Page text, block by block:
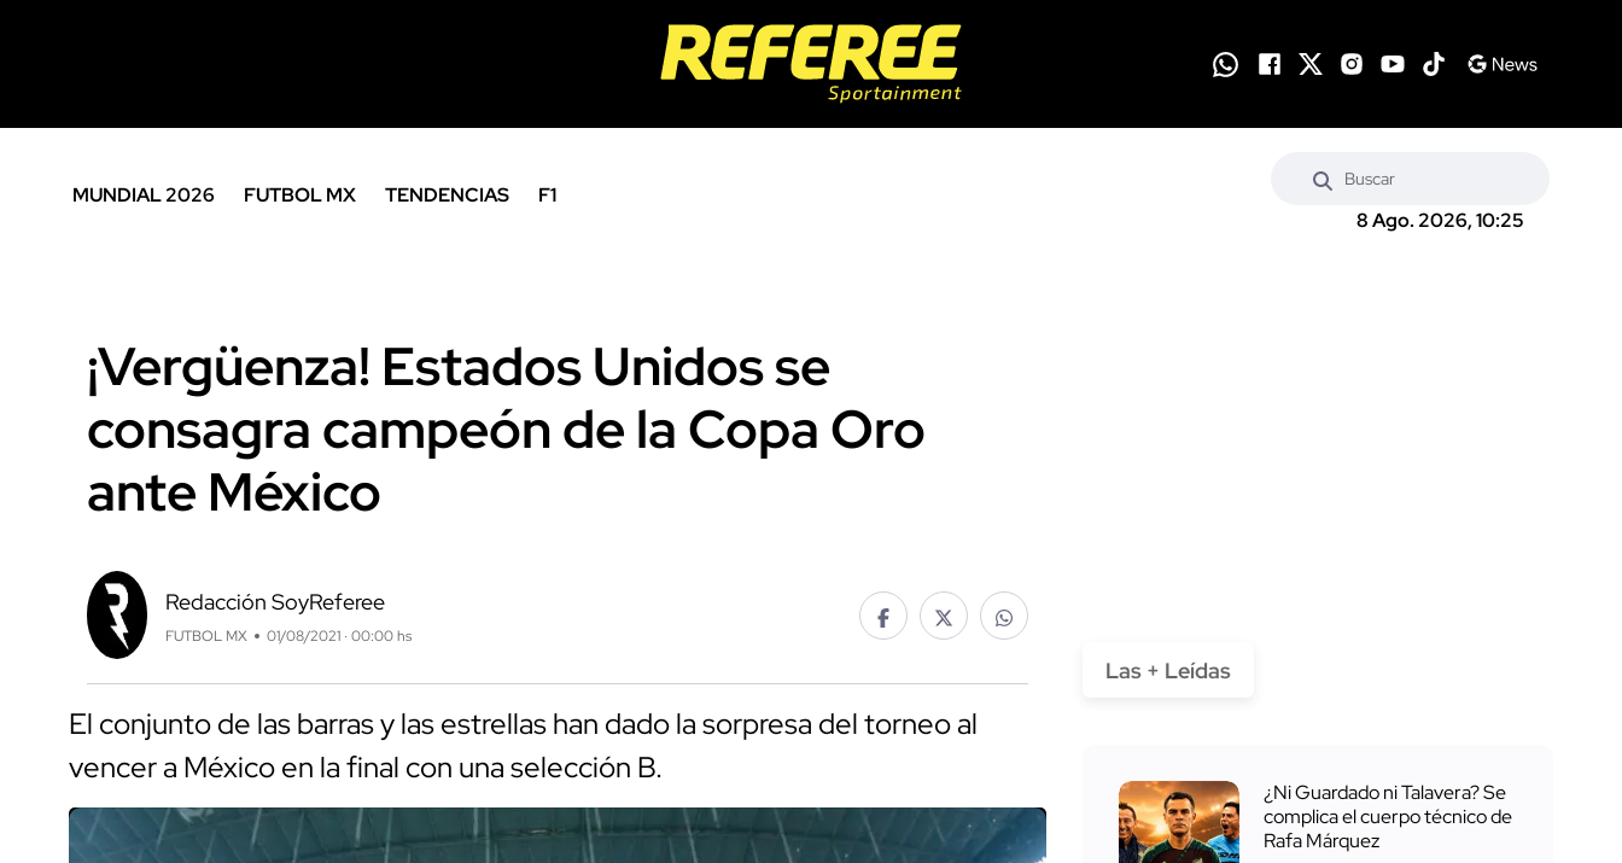
MUNDIAL 2026 FUTBOL MX TENDENCIAS
F1
8 Ago. 2026, 10:25
¡Vergüenza! Estados Unidos se
consagra campeón de la Copa Oro
ante México
Redacción SoyReferee
FUTBOL MX 01/08/2021 · 00:00 hs
El conjunto de las barras y las estrellas han dado la sorpresa del torneo al
vencer a México en la final con una selección B.
Las + Leídas
¿Ni Guardado ni Talavera? Se
complica el cuerpo técnico de
Rafa Márquez